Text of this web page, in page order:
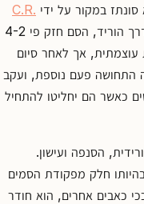
במקור על ידי C.R.
בשנת 1874. כאשר נלקח דרך הוריד, הסם חזק פי 4-2
עוצמתית, אך לאחר סיום
התחושה פעם נוספת, ועקב
כאשר הם יחליטו להתחיל
הסנפה ועישון.
חלק מפקודת הסמים
כאבים אחרים, הוא חודר